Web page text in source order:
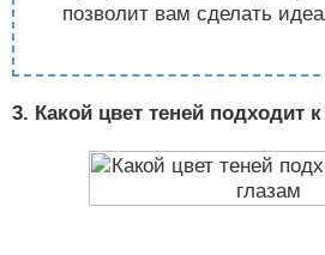
позволит вам сделать
3. Какой цвет теней подходит